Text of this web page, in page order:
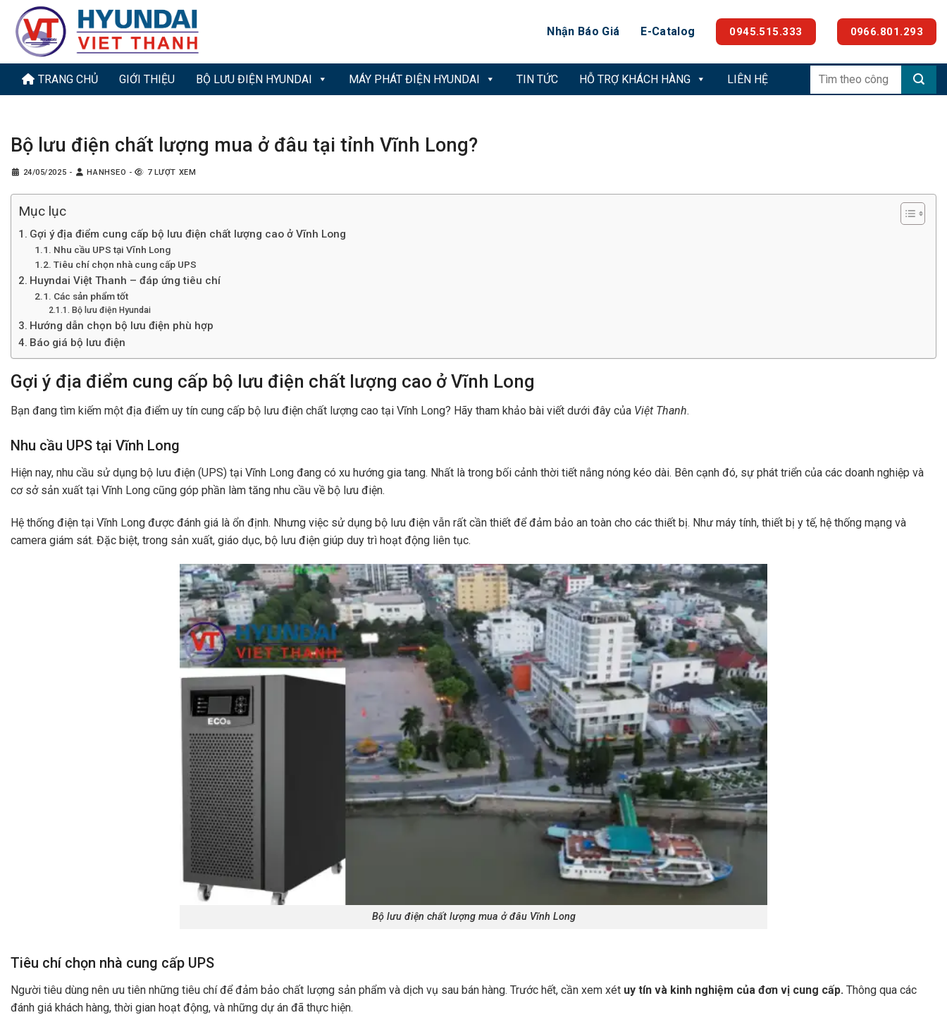
qua
dung
Nhận Báo Giá E-Catalog 0945.515.333 0966.801.293
TRANG CHỦ GIỚI THIỆU BỘ LƯU ĐIỆN HYUNDAI MÁY PHÁT ĐIỆN HYUNDAI TIN TỨC HỖ TRỢ KHÁCH HÀNG LIÊN HỆ
kiếm:
Bộ lưu điện chất lượng mua ở đâu tại tỉnh Vĩnh Long?
24/05/2025 - HANHSEO - 7 LƯỢT XEM
Mục lục
Gợi ý địa điểm cung cấp bộ lưu điện chất lượng cao ở Vĩnh Long
Nhu cầu UPS tại Vĩnh Long
Tiêu chí chọn nhà cung cấp UPS
Huyndai Việt Thanh – đáp ứng tiêu chí
Các sản phẩm tốt
Bộ lưu điện Hyundai
Hướng dẫn chọn bộ lưu điện phù hợp
Báo giá bộ lưu điện
Gợi ý địa điểm cung cấp bộ lưu điện chất lượng cao ở Vĩnh Long
Bạn đang tìm kiếm một địa điểm uy tín cung cấp bộ lưu điện chất lượng cao tại Vĩnh Long? Hãy tham khảo bài viết dưới đây của Việt Thanh.
Nhu cầu UPS tại Vĩnh Long
Hiện nay, nhu cầu sử dụng bộ lưu điện (UPS) tại Vĩnh Long đang có xu hướng gia tang. Nhất là trong bối cảnh thời tiết nắng nóng kéo dài. Bên cạnh đó, sự phát triển của các doanh nghiệp và
cơ sở sản xuất tại Vĩnh Long cũng góp phần làm tăng nhu cầu về bộ lưu điện.
Hệ thống điện tại Vĩnh Long được đánh giá là ổn định. Nhưng việc sử dụng bộ lưu điện vẫn rất cần thiết để đảm bảo an toàn cho các thiết bị. Như máy tính, thiết bị y tế, hệ thống mạng và
camera giám sát. Đặc biệt, trong sản xuất, giáo dục, bộ lưu điện giúp duy trì hoạt động liên tục.
Bộ lưu điện chất lượng mua ở đâu Vĩnh Long
Tiêu chí chọn nhà cung cấp UPS
Người tiêu dùng nên ưu tiên những tiêu chí để đảm bảo chất lượng sản phẩm và dịch vụ sau bán hàng. Trước hết, cần xem xét uy tín và kinh nghiệm của đơn vị cung cấp. Thông qua các
đánh giá khách hàng, thời gian hoạt động, và những dự án đã thực hiện.